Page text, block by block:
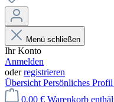
Menü schließen
Ihr Konto
Anmelden
oderregistrieren
Übersicht Persönliches Profil
0,00 € Warenkorb